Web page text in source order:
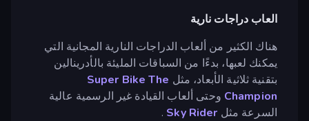
العاب دراجات نارية
هناك الكثير من ألعاب الدراجات النارية المجانية التي
يمكنك لعبها، بدءًا من السباقات المليئة بالأدرينالين
بتقنية ثلاثية الأبعاد، مثل Super Bike The
Champion وحتى ألعاب القيادة غير الرسمية عالية
السرعة مثل Sky Rider
.